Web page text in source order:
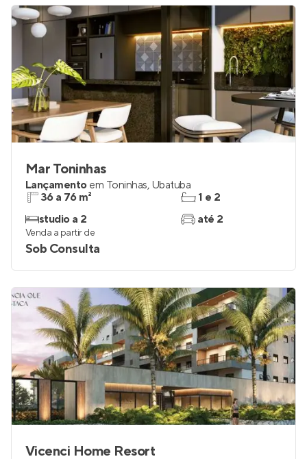
Mar Toninhas
Lançamento em Toninhas, Ubatuba
36 a 76 m²
studio a 2
1 e 2
até 2
Venda a partir de
Sob Consulta
Vicenci Home Resort